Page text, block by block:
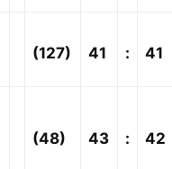
(127) 41 : 41
(48) 43 : 42